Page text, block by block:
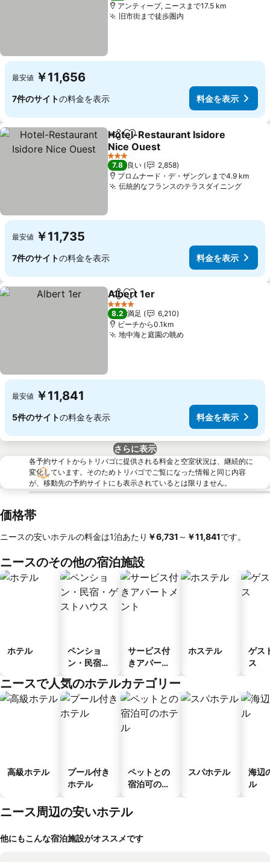
アンティーブ, ニースまで17.5 km
旧市街まで徒歩圏内
最安値 ￥11,656
7件のサイトの料金を表示 料金を表示
シェアお気に入りに追加
Hotel-Restaurant Isidore
Nice Ouest
料金を表示
3 ホテルのランク
7.8 良い
2,858
プロムナード・デ・ザングレまで4.9 km
伝統的なフランスのテラスダイニング
最安値 ￥11,735
7件のサイトの料金を表示 料金を表示
シェアお気に入りに追加
Albert 1er
4 ホテルのランク
8.2 満足
6,210
ビーチから0.1km
地中海と庭園の眺め
最安値 ￥11,841
5件のサイトの料金を表示 料金を表示
さらに表示
各予約サイトからトリバゴに提供される料金と空室状況は、継続的に
変化しています。そのためトリバゴでご覧になった情報と同じ内容
が、移動先の予約サイトにも表示されているとは限りません。
価格帯
ニースの安いホテルの料金は1泊あたり ‎￥6,731 ～ ‎￥11,841です。
ニースのその他の宿泊施設
ホテル
ペンショ
ン・民宿・
ス
サービス付
きアパート
ホステル
ゲス
ス
ニースで人気のホテルカテゴリー
高級ホテル
プール付き
ホテル
ペットとの
宿泊可のホ
スパホテル
海辺
ル
ニース周辺の安いホテル
他にもこんな宿泊施設がオススメです